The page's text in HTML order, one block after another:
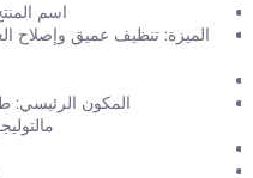
اسم
الميزة: تنظيف عميق وإصلاح
المكون الرئيسي: